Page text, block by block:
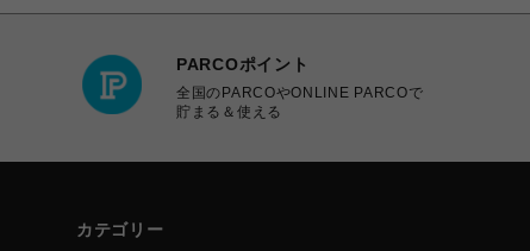
PARCOポイント
全国のPARCOやONLINE PARCOで
貯まる＆使える
カテゴリー